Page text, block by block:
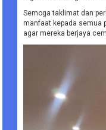
Semoga taklimat dan
manfaat kepada semua
agar mereka berjaya